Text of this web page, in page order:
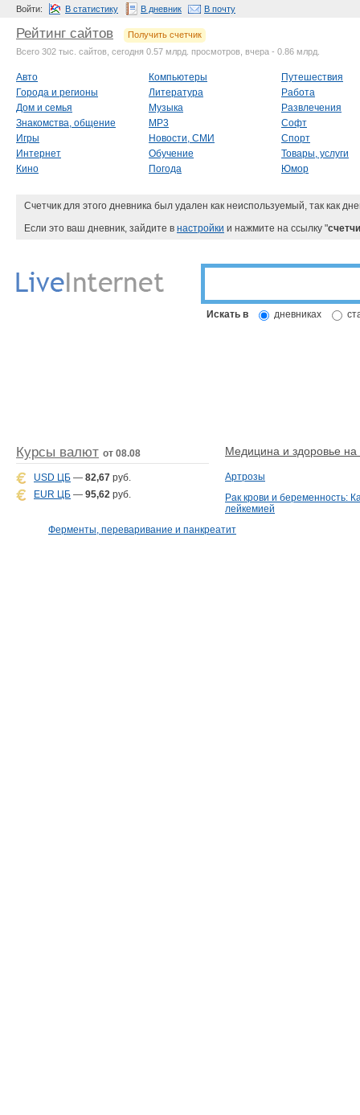
Войти: В статистику В дневник В почту
Рейтинг сайтов
Получить счетчик
Всего 302 тыс. сайтов, сегодня 0.57 млрд. просмотров, вчера - 0.86 млрд.
Авто
Города и регионы
Дом и семья
Знакомства, общение
Игры
Интернет
Кино
Компьютеры
Литература
Музыка
MP3
Новости, СМИ
Обучение
Погода
Путешествия
Работа
Развлечения
Софт
Спорт
Товары, услуги
Юмор
Счетчик для этого дневника был удален как неиспользуемый, так как
Если это ваш дневник, зайдите в настройки и нажмите на ссылку "
Искать в дневниках
Курсы валют от 08.08
USD ЦБ — 82,67 руб.
EUR ЦБ — 95,62 руб.
Медицина и здоровье на
Артрозы
Рак крови и беременность:
лейкемией
Ферменты, переваривание и панкреатит